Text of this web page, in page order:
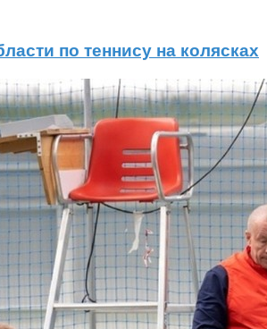
по теннису на колясках